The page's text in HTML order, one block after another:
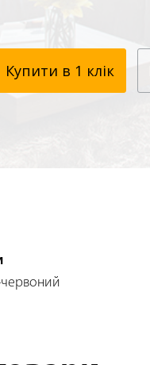
Купити в 1 клік